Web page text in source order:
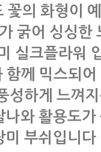
꽃의 화형이
굵어 싱싱한
실크플라워
께 믹스되
성하게 느껴
와 활용도가
부쉬입니다